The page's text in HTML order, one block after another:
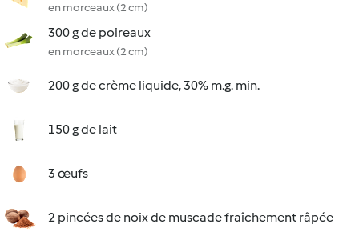
en morceaux (2 cm)
300 g de poireaux
en morceaux (2 cm)
200 g de crème liquide, 30% m.g. min.
150 g de lait
3 œufs
2 pincées de noix de muscade fraîchement râpée